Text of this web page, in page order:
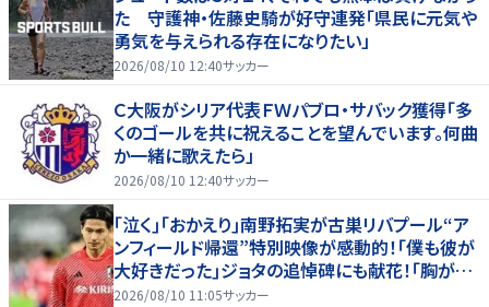
た 守護神・佐藤史騎が好守連発「県民に元気や
勇気を与えられる存在になりたい」
2026/08/10 12:40サッカー
Ｃ大阪がシリア代表ＦＷパブロ・サバック獲得「多
くのゴールを共に祝えることを望んでいます。何曲
か一緒に歌えたら」
2026/08/10 12:40サッカー
｢泣く｣｢おかえり｣南野拓実が古巣リバプール“ア
ンフィールド帰還”特別映像が感動的！｢僕も彼が
大好きだった｣ジョタの追悼碑にも献花！｢胸が熱
くなります…｣
2026/08/10 11:05サッカー